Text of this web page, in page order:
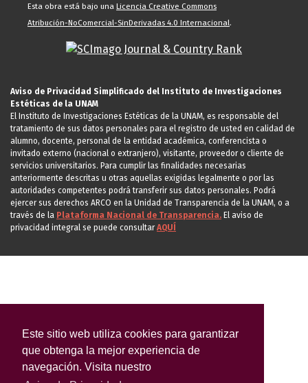
Este sitio web utiliza cookies para garantizar
que obtenga la mejor experiencia de
navegación. Visita nuestro
Esta obra está bajo una Licencia Creative Commons
Atribución-NoComercial-SinDerivadas 4.0 Internacional.
Aviso de Privacidad Simplificado del Instituto de Investigaciones
Estéticas de la UNAM
El Instituto de Investigaciones Estéticas de la UNAM, es responsable del
tratamiento de sus datos personales para el registro de usted en calidad de
alumno, docente, personal de la entidad académica, conferencista o
invitado externo (nacional o extranjero), visitante, proveedor o cliente de
servicios universitarios. Para cumplir las finalidades necesarias
anteriormente descritas u otras aquellas exigidas legalmente o por las
autoridades competentes podrá transferir sus datos personales. Podrá
ejercer sus derechos ARCO en la Unidad de Transparencia de la UNAM, o a
través de la Plataforma Nacional de Transparencia. El aviso de
privacidad integral se puede consultarAQUÍ